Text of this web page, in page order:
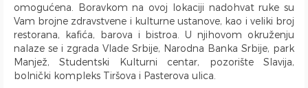
Veš Mašina
Mašina za Sušenje Veša
Sušilica za Veš
Fen za Kosu
Papuče
Kamin
Balkon
Terasa
Posteljina
Peškiri
Pegla za veš
Daska za Peglanje
Laptop
Računar
iPad
Telefon
Kombinovani Frižider
Mašina za Pranje Sudova
Čajna Kuhinja
Kuhinja u sklopu Dnevnog Boravka
Trpezarija
Ada Ciganlija
Autobuska stanica Beograd
Klinički centar Srbije
Pancevacki most
Ulica Visokog Stevana
omogućena. Boravkom na ovoj lokaciji nadohvat ruke su
Vam brojne zdravstvene i kulturne ustanove, kao i veliki broj
restorana, kafića, barova i bistroa. U njihovom okruženju
nalaze se i zgrada Vlade Srbije, Narodna Banka Srbije, park
Manjež, Studentski Kulturni centar, pozorište Slavija,
bolnički kompleks Tiršova i Pasterova ulica.